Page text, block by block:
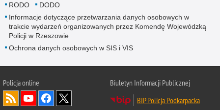
RODO
DODO
Informacje dotyczące przetwarzania danych osobowych w
trakcie wydarzeń organizowanych przez Komendę Wojewódzką
Policji w Rzeszowie
Ochrona danych osobowych w SIS i VIS
Policja online
Biuletyn Informacji Publicznej
BIP Policja Podkarpacka